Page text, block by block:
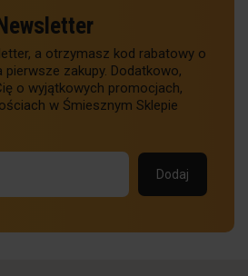
Newsletter
a otrzymasz kod rabatowy o
pierwsze zakupy. Dodatkowo,
o wyjątkowych promocjach,
w Śmiesznym Sklepie